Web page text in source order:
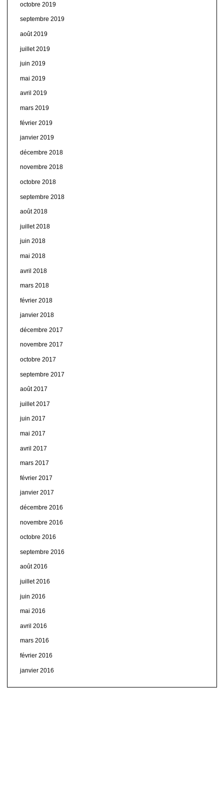
octobre 2019
septembre 2019
août 2019
juillet 2019
juin 2019
mai 2019
avril 2019
mars 2019
février 2019
janvier 2019
décembre 2018
novembre 2018
octobre 2018
septembre 2018
août 2018
juillet 2018
juin 2018
mai 2018
avril 2018
mars 2018
février 2018
janvier 2018
décembre 2017
novembre 2017
octobre 2017
septembre 2017
août 2017
juillet 2017
juin 2017
mai 2017
avril 2017
mars 2017
février 2017
janvier 2017
décembre 2016
novembre 2016
octobre 2016
septembre 2016
août 2016
juillet 2016
juin 2016
mai 2016
avril 2016
mars 2016
février 2016
janvier 2016